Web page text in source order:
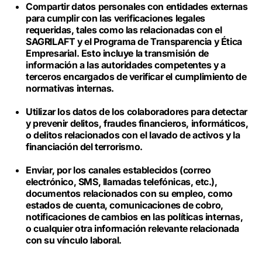
Compartir datos personales con entidades externas
para cumplir con las verificaciones legales
requeridas, tales como las relacionadas con el
SAGRILAFT y el Programa de Transparencia y Ética
Empresarial. Esto incluye la transmisión de
información a las autoridades competentes y a
terceros encargados de verificar el cumplimiento de
normativas internas.
Utilizar los datos de los colaboradores para detectar
y prevenir delitos, fraudes financieros, informáticos,
o delitos relacionados con el lavado de activos y la
financiación del terrorismo.
Enviar, por los canales establecidos (correo
electrónico, SMS, llamadas telefónicas, etc.),
documentos relacionados con su empleo, como
estados de cuenta, comunicaciones de cobro,
notificaciones de cambios en las políticas internas,
o cualquier otra información relevante relacionada
con su vínculo laboral.